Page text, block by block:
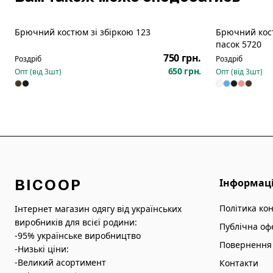
Брючний костюм зі збіркою 123
Роздріб 750 грн.
Опт (від3шт) 650 грн.
Брючний
пасок 5720
Роздріб
Опт (від3шт)
BICOOP
Інтернет магазин одягу від українських
виробників для всієї родини:
-95% українське виробництво
-Низькі ціни:
-Великий асортимент
Політика
Публічна
Повернення
Контакти